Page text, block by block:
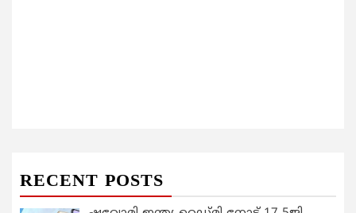
RECENT POSTS